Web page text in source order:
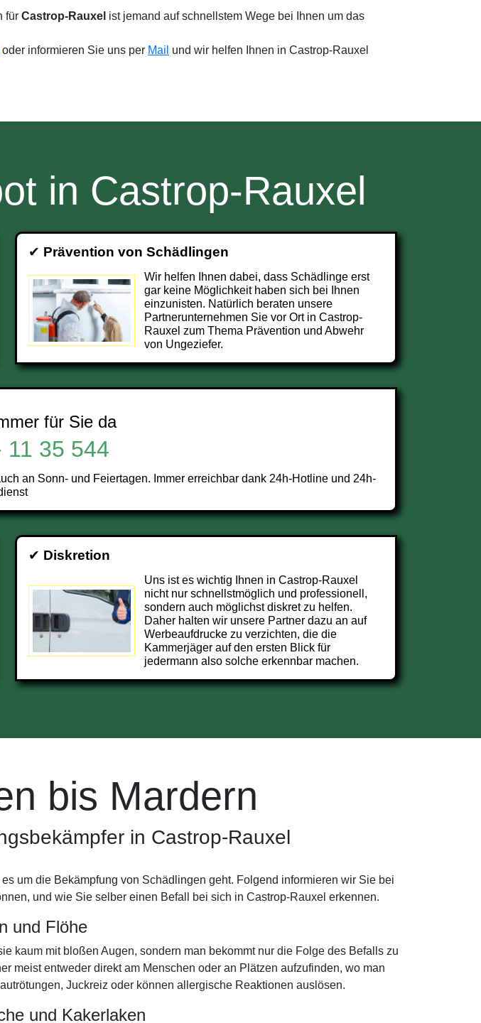
für Castrop-Rauxel ist jemand auf schnellstem Wege bei Ihnen um das
oder informieren Sie uns per Mail und wir helfen Ihnen in Castrop-Rauxel
in Castrop-Rauxel
✔ Prävention von Schädlingen
Wir helfen Ihnen dabei, dass Schädlinge erst
gar keine Möglichkeit haben sich bei Ihnen
einzunisten. Natürlich beraten unsere
Partnerunternehmen Sie vor Ort in Castrop-
Rauxel zum Thema Prävention und Abwehr
von Ungeziefer.
für Sie da
35 544
an Sonn- und Feiertagen. Immer erreichbar dank 24h-Hotline und 24h-
✔ Diskretion
Uns ist es wichtig Ihnen in Castrop-Rauxel
nicht nur schnellstmöglich und professionell,
sondern auch möglichst diskret zu helfen.
Daher halten wir unsere Partner dazu an auf
Werbeaufdrucke zu verzichten, die die
Kammerjäger auf den ersten Blick für
jedermann also solche erkennbar machen.
bis Mardern
in Castrop-Rauxel
um die Bekämpfung von Schädlingen geht. Folgend informieren wir Sie bei
und wie Sie selber einen Befall bei sich in Castrop-Rauxel erkennen.
und Flöhe
kaum mit bloßen Augen, sondern man bekommt nur die Folge des Befalls zu
meist entweder direkt am Menschen oder an Plätzen aufzufinden, wo man
Juckreiz oder können allergische Reaktionen auslösen.
und Kakerlaken